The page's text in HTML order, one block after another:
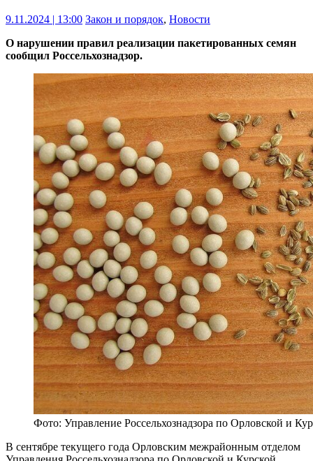
9.11.2024 | 13:00 Закон и порядок, Новости
О нарушении правил реализации пакетированных семян
сообщил Россельхознадзор.
Фото: Управление Россельхознадзора по Орловской и
В сентябре текущего года Орловским межрайонным отделом